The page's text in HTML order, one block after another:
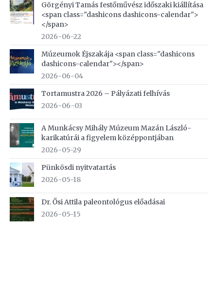
Görgényi Tamás festőművész időszaki kiállítása
<span class="dashicons dashicons-calendar">
</span>
2026-06-22
Múzeumok Éjszakája <span class="dashicons
dashicons-calendar"></span>
2026-06-04
Tortamustra 2026 – Pályázati felhívás
2026-06-03
A Munkácsy Mihály Múzeum Mazán László-
karikatúrái a figyelem középpontjában
2026-05-29
Pünkösdi nyitvatartás
2026-05-18
Dr. Ősi Attila paleontológus előadásai
2026-05-15